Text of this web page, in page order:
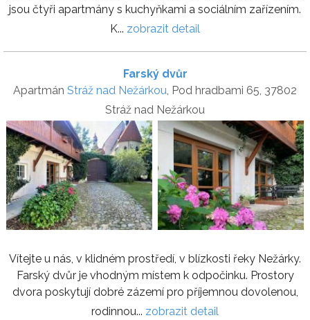
jsou čtyři apartmány s kuchyňkami a sociálním zařízením.
K... zobrazit detail
Farský dvůr
Apartmán Stráž nad Nežárkou , Pod hradbami 65, 37802
Stráž nad Nežárkou
Vítejte u nás, v klidném prostředí, v blízkosti řeky Nežárky.
Farský dvůr je vhodným místem k odpočinku. Prostory
dvora poskytují dobré zázemí pro příjemnou dovolenou,
rodinnou... zobrazit detail